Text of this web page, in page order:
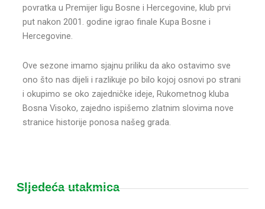
povratka u Premijer ligu Bosne i Hercegovine, klub prvi
put nakon 2001. godine igrao finale Kupa Bosne i
Hercegovine.
Ove sezone imamo sjajnu priliku da ako ostavimo sve
ono što nas dijeli i razlikuje po bilo kojoj osnovi po strani
i okupimo se oko zajedničke ideje, Rukometnog kluba
Bosna Visoko, zajedno ispišemo zlatnim slovima nove
stranice historije ponosa našeg grada.
Sljedeća utakmica